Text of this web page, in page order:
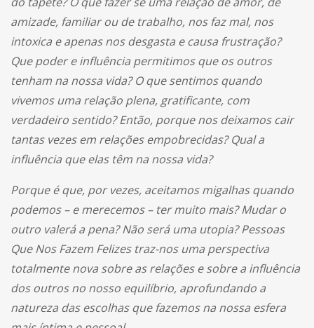
amizade, familiar ou de trabalho, nos faz mal, nos
intoxica e apenas nos desgasta e causa frustração?
Que poder e influência permitimos que os outros
tenham na nossa vida? O que sentimos quando
vivemos uma relação plena, gratificante, com
verdadeiro sentido? Então, porque nos deixamos cair
tantas vezes em relações empobrecidas? Qual a
influência que elas têm na nossa vida?
Porque é que, por vezes, aceitamos migalhas quando
podemos – e merecemos – ter muito mais? Mudar o
outro valerá a pena? Não será uma utopia? Pessoas
Que Nos Fazem Felizes traz-nos uma perspectiva
totalmente nova sobre as relações e sobre a influência
dos outros no nosso equilíbrio, aprofundando a
natureza das escolhas que fazemos na nossa esfera